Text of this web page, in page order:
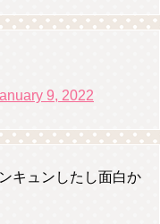
9, 2022
キュンしたし面白か